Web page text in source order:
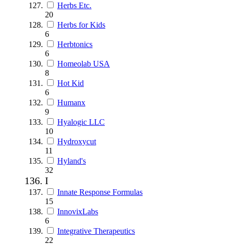
Herbs Etc.
20
Herbs for Kids
6
Herbtonics
6
Homeolab USA
8
Hot Kid
6
Humanx
9
Hyalogic LLC
10
Hydroxycut
11
Hyland's
32
I
Innate Response Formulas
15
InnovixLabs
6
Integrative Therapeutics
22